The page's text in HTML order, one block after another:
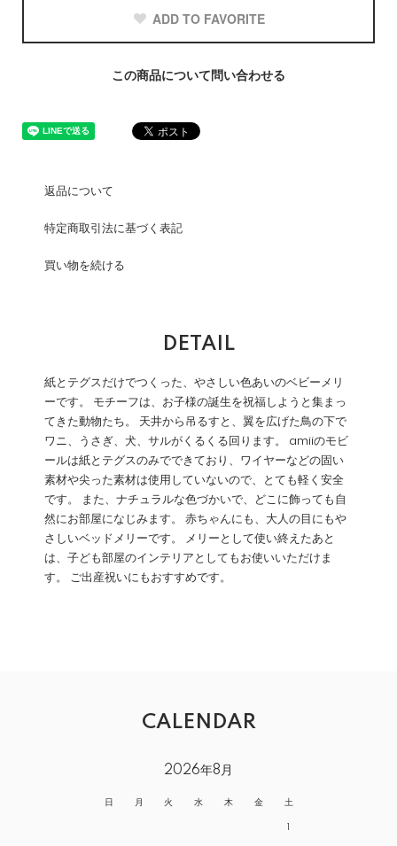
ADD TO FAVORITE
この商品について問い合わせる
返品について
特定商取引法に基づく表記
買い物を続ける
DETAIL
紙とテグスだけでつくった、やさしい色あいのベビーメリ
ーです。 モチーフは、お子様の誕生を祝福しようと集まっ
てきた動物たち。 天井から吊るすと、翼を広げた鳥の下で
ワニ、うさぎ、犬、サルがくるくる回ります。 amiiのモビ
ールは紙とテグスのみでできており、ワイヤーなどの固い
素材や尖った素材は使用していないので、とても軽く安全
です。 また、ナチュラルな色づかいで、どこに飾っても自
然にお部屋になじみます。 赤ちゃんにも、大人の目にもや
さしいベッドメリーです。 メリーとして使い終えたあと
は、子ども部屋のインテリアとしてもお使いいただけま
す。 ご出産祝いにもおすすめです。
CALENDAR
2026年8月
日 月 火 水 木 金 土
1